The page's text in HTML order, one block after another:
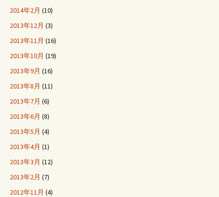
2014年2月 (10)
2013年12月 (3)
2013年11月 (16)
2013年10月 (19)
2013年9月 (16)
2013年8月 (11)
2013年7月 (6)
2013年6月 (8)
2013年5月 (4)
2013年4月 (1)
2013年3月 (12)
2013年2月 (7)
2012年11月 (4)